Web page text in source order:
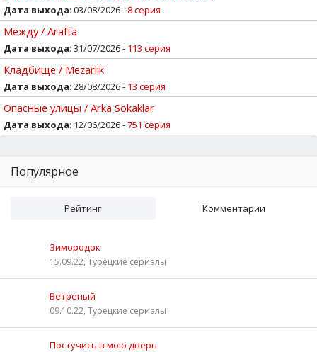
Дата выхода: 03/08/2026 - 8 серия
Между / Arafta
Дата выхода: 31/07/2026 - 113 серия
Кладбище / Mezarlik
Дата выхода: 28/08/2026 - 13 серия
Опасные улицы / Arka Sokaklar
Дата выхода: 12/06/2026 -751 серия
Популярное
Рейтинг Комментарии
Зимородок
15.09.22, Турецкие сериалы
Ветреный
09.10.22, Турецкие сериалы
Постучись в мою дверь